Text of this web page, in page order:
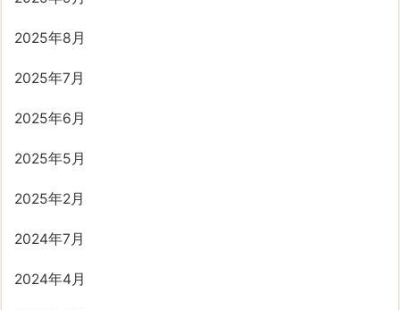
2025年8月
2025年7月
2025年6月
2025年5月
2025年2月
2024年7月
2024年4月